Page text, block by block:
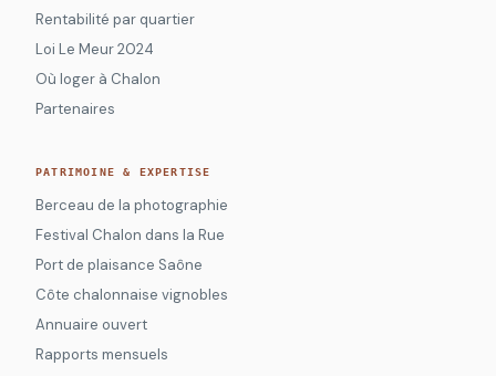
Rentabilité par quartier
Loi Le Meur 2024
Où loger à Chalon
Partenaires
PATRIMOINE & EXPERTISE
Berceau de la photographie
Festival Chalon dans la Rue
Port de plaisance Saône
Côte chalonnaise vignobles
Annuaire ouvert
Rapports mensuels